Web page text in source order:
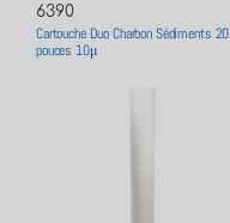
6390
Cartouche Duo Charbon Sédiments 20
pouces 10μ